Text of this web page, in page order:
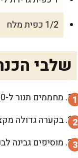
1/2 כפית מלח
שלבי
מחממים תנור ל-160 מעלות ומניחים תבנית עם מים חמים בתחתית התנור, ליצור סביבה לחה שתמנע סדקים בעוגה.
בקערה גדולה
מוסיפים גבינה